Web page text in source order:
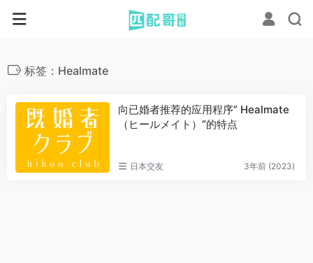
标签：Healmate
向已婚者推荐的应用程序” Healmate
（ヒールメイト）”的特点
日本交友 3年前 (2023)